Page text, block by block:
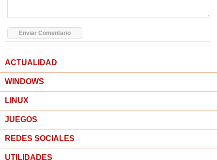
ACTUALIDAD
WINDOWS
LINUX
JUEGOS
REDES SOCIALES
UTILIDADES